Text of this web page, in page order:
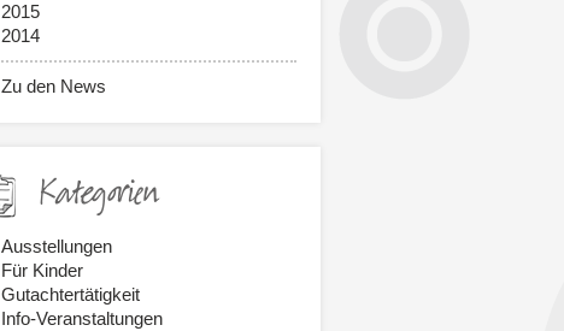
2015
2014
Zu den News
Kategorien
Ausstellungen
Für Kinder
Gutachtertätigkeit
Info-Veranstaltungen